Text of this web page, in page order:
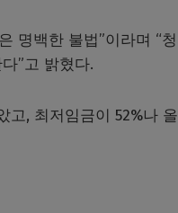
명백한 불법”이라며 “청
”고 밝혔다.
고, 최저임금이 52%나 올